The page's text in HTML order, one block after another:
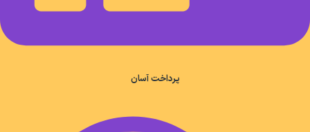
پرداخت آسان